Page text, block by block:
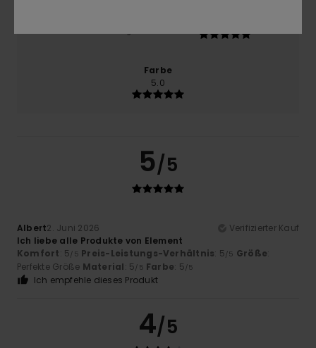
Farbe
5.0
5/5
Albert2. Juni 2026
Verifizierter Kauf
Ich liebe alle Produkte von Element
Komfort: 5/5 Preis-Leistungs-Verhältnis: 5/5 Größe:
Perfekte Größe Material: 5/5 Farbe: 5/5
Ich empfehle dieses Produkt
4/5